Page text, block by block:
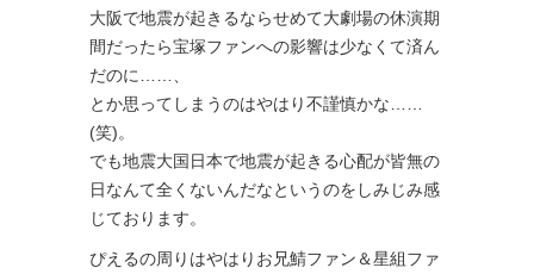
大阪で地震が起きるならせめて大劇場の休演期
間だったら宝塚ファンへの影響は少なくて済ん
だのに……、
とか思ってしまうのはやはり不謹慎かな……
(笑)。
でも地震大国日本で地震が起きる心配が皆無の
日なんて全くないんだなというのをしみじみ感
じております。
ぴえるの周りはやはりお兄鯖ファン＆星組ファ